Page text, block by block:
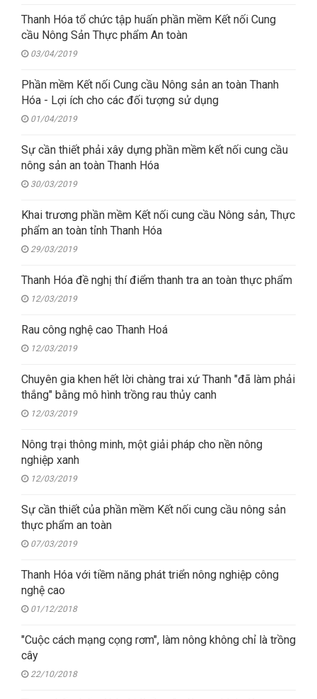
Thanh Hóa tổ chức tập huấn phần mềm Kết nối Cung
cầu Nông Sản Thực phẩm An toàn
03/04/2019
Phần mềm Kết nối Cung cầu Nông sản an toàn Thanh
Hóa - Lợi ích cho các đối tượng sử dụng
01/04/2019
Sự cần thiết phải xây dựng phần mềm kết nối cung cầu
nông sản an toàn Thanh Hóa
30/03/2019
Khai trương phần mềm Kết nối cung cầu Nông sản, Thực
phẩm an toàn tỉnh Thanh Hóa
29/03/2019
Thanh Hóa đề nghị thí điểm thanh tra an toàn thực phẩm
12/03/2019
Rau công nghệ cao Thanh Hoá
12/03/2019
Chuyên gia khen hết lời chàng trai xứ Thanh "đã làm phải
thắng" bằng mô hình trồng rau thủy canh
12/03/2019
Nông trại thông minh, một giải pháp cho nền nông
nghiệp xanh
12/03/2019
Sự cần thiết của phần mềm Kết nối cung cầu nông sản
thực phẩm an toàn
07/03/2019
Thanh Hóa với tiềm năng phát triển nông nghiệp công
nghệ cao
01/12/2018
"Cuộc cách mạng cọng rơm", làm nông không chỉ là trồng
cây
22/10/2018